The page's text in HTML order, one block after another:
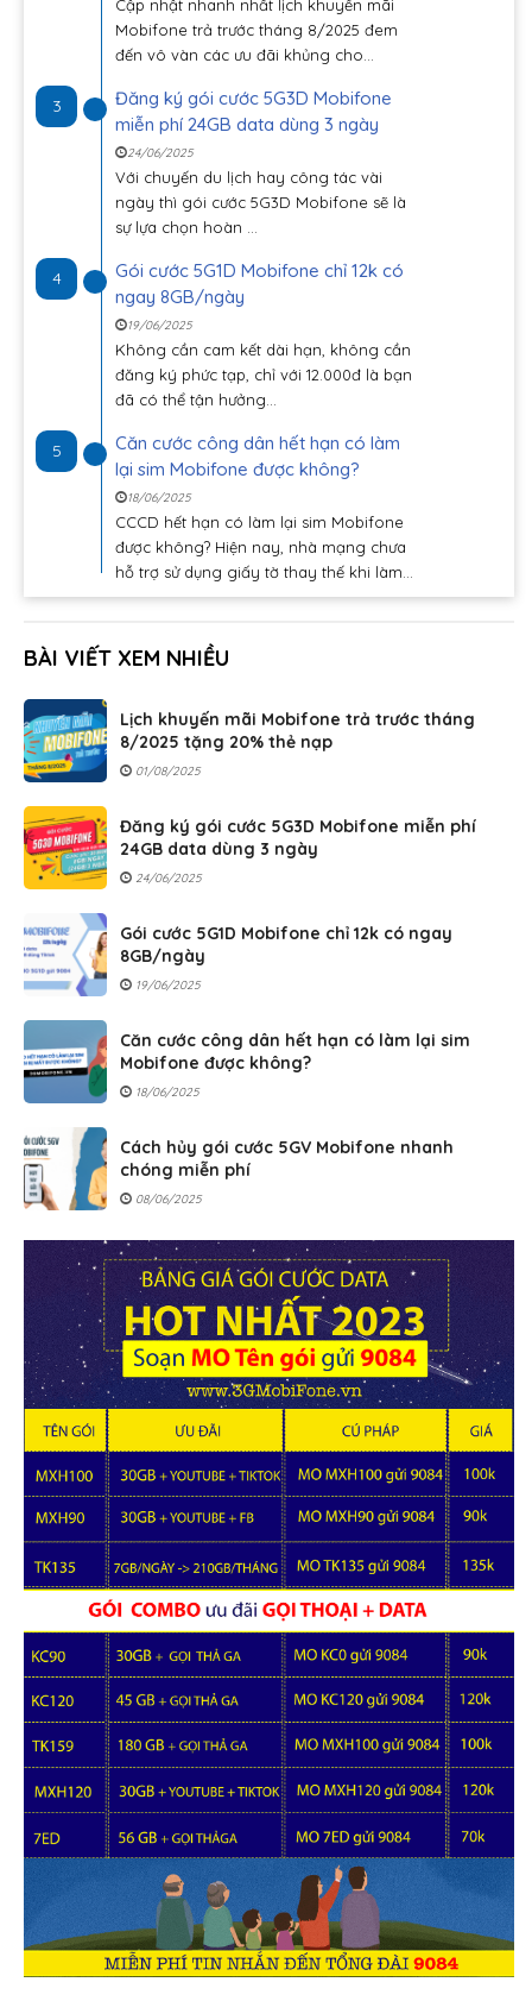
Cập nhật nhanh nhất lịch khuyến mãi
Mobifone trả trước tháng 8/2025 đem
đến vô vàn các ưu đãi khủng cho...
3
Đăng ký gói cước 5G3D Mobifone
miễn phí 24GB data dùng 3 ngày
24/06/2025
Với chuyến du lịch hay công tác vài
ngày thì gói cước 5G3D Mobifone sẽ là
sự lựa chọn hoàn ...
4
Gói cước 5G1D Mobifone chỉ 12k có
ngay 8GB/ngày
19/06/2025
Không cần cam kết dài hạn, không cần
đăng ký phức tạp, chỉ với 12.000đ là bạn
đã có thể tận hưởng...
5
Căn cước công dân hết hạn có làm
lại sim Mobifone được không?
18/06/2025
CCCD hết hạn có làm lại sim Mobifone
được không? Hiện nay, nhà mạng chưa
hỗ trợ sử dụng giấy tờ thay thế khi làm...
BÀI VIẾT XEM NHIỀU
Lịch khuyến mãi Mobifone trả trước tháng
8/2025 tặng 20% thẻ nạp
01/08/2025
Đăng ký gói cước 5G3D Mobifone miễn phí
24GB data dùng 3 ngày
24/06/2025
Gói cước 5G1D Mobifone chỉ 12k có ngay
8GB/ngày
19/06/2025
Căn cước công dân hết hạn có làm lại sim
Mobifone được không?
18/06/2025
Cách hủy gói cước 5GV Mobifone nhanh
chóng miễn phí
08/06/2025